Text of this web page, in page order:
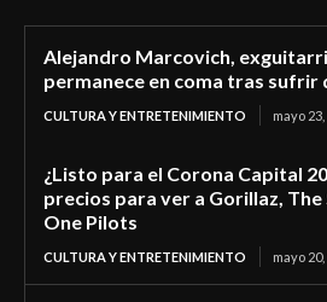
Alejandro Marcovich,
permanece en coma tras sufrir
CULTURA Y ENTRETENIMIENTO mayo
¿Listo para el Corona Capital
precios para ver a Gorillaz,
One Pilots
CULTURA Y ENTRETENIMIENTO mayo